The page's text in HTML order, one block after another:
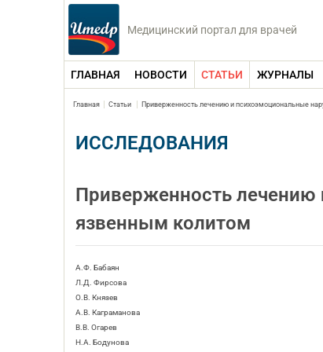
Медицинский портал для врачей
ГЛАВНАЯ НОВОСТИ СТАТЬИ ЖУРНАЛЫ
Главная Статьи Приверженность лечению и психоэмоциональные
ИССЛЕДОВАНИЯ
Приверженность
язвенным колитом
А.Ф. Бабаян
Л.Д. Фирсова
О.В. Князев
А.В. Каграманова
В.В. Огарев
Н.А. Бодунова